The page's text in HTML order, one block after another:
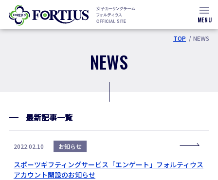
MENU
NEWS
TOP NEWS
最新記事一覧
2022.02.10 お知らせ
スポーツギフティングサービス「エンゲート」フォルティウス
アカウント開設のお知らせ